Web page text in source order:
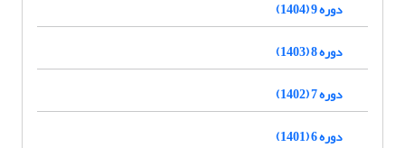
دوره 9 (1404)
دوره 8 (1403)
دوره 7 (1402)
دوره 6 (1401)